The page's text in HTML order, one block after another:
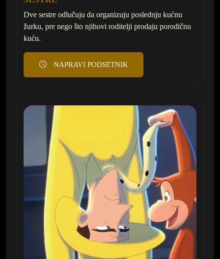
Dve sestre odlučuju da organizuju poslednju kućnu
žurku, pre nego što njihovi roditelji prodaju porodičnu
kuću.
NAPRAVI PODSETNIK